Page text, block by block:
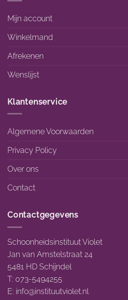
Mijn account
Winkelmand
Afrekenen
Wenslijst
Klantenservice
Algemene Voorwaarden
Privacy Policy
Over ons
Contact
Contactgegevens
Schoonheidsinstituut Violet
Jan van Amstelstraat 24
5481 HD Schijndel
T: 073-5494255
E: info@instituutviolet.nl